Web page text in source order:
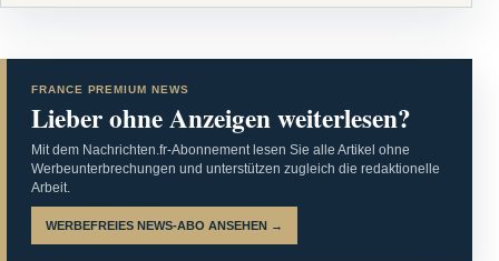
FRANCE PREMIUM NEWS
Lieber ohne Anzeigen weiterlesen?
Mit dem Nachrichten.fr-Abonnement lesen Sie alle Artikel ohne
Werbeunterbrechungen und unterstützen zugleich die redaktionelle
Arbeit.
WERBEFREIES NEWS-ABO ANSEHEN →